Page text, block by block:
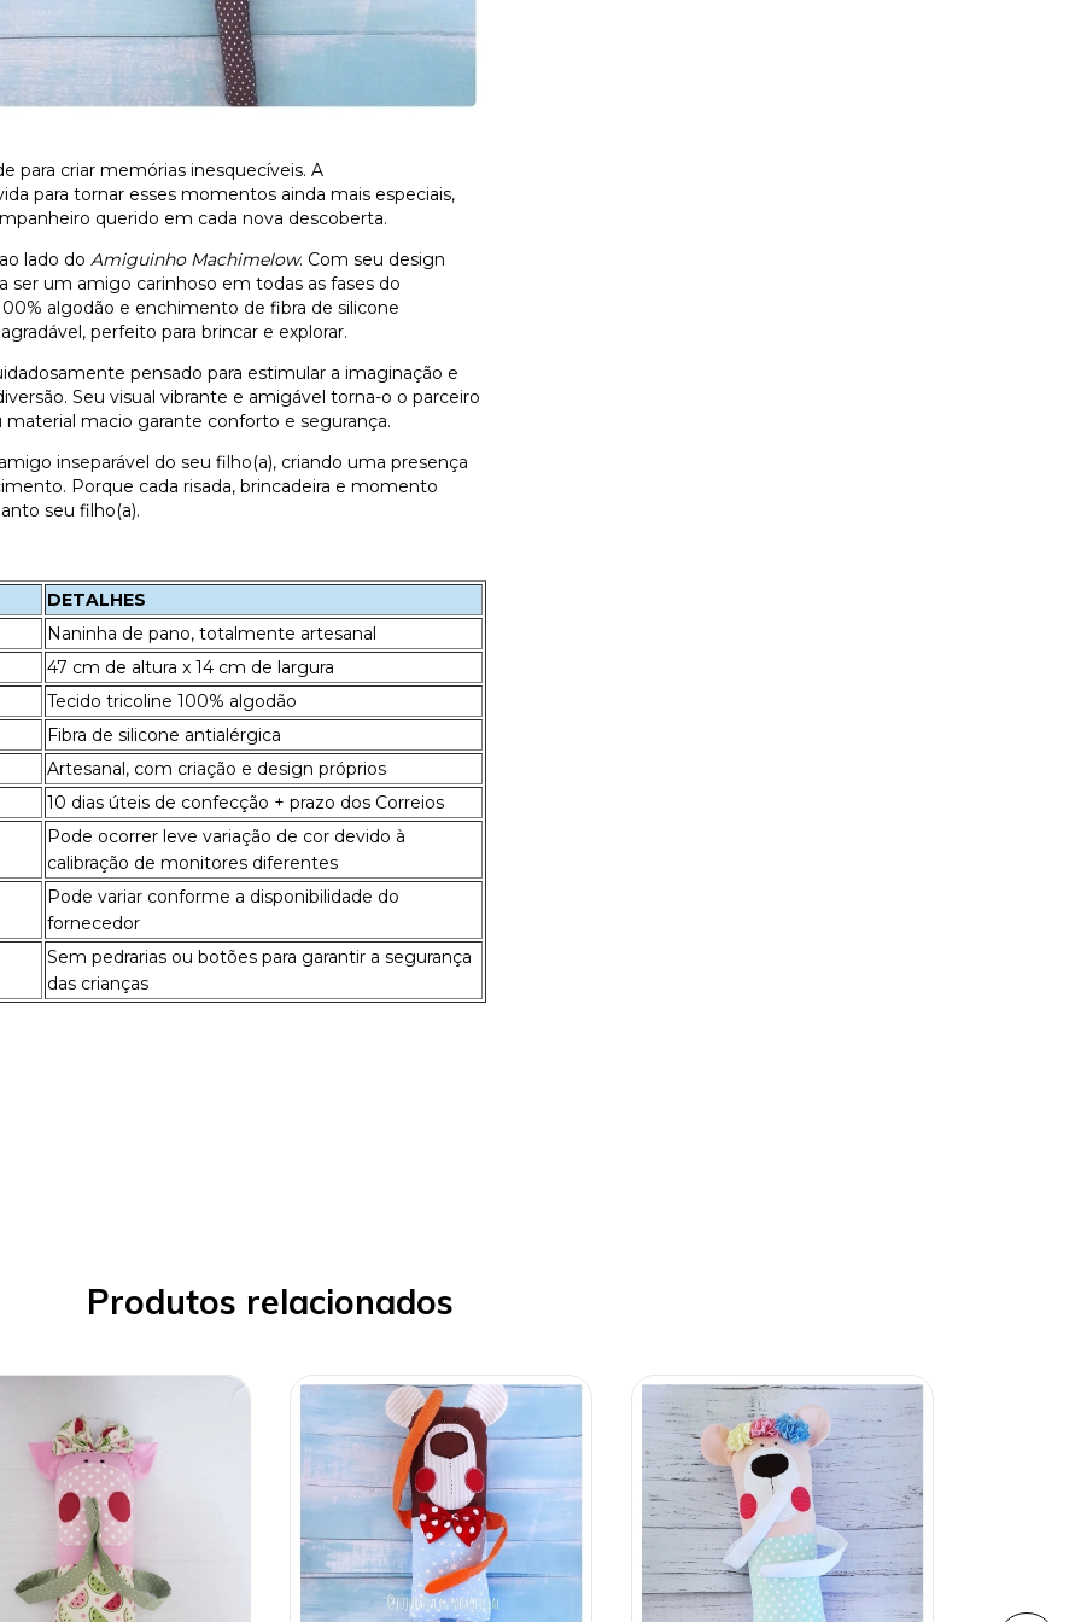
para criar memórias inesquecíveis. A
para tornar esses momentos ainda mais especiais,
querido em cada nova descoberta.
lado do Amiguinho Machimelow. Com seu design
um amigo carinhoso em todas as fases do
algodão e enchimento de fibra de silicone
perfeito para brincar e explorar.
pensado para estimular a imaginação e
Seu visual vibrante e amigável torna-o o parceiro
macio garante conforto e segurança.
inseparável do seu filho(a), criando uma presença
Porque cada risada, brincadeira e momento
seu filho(a).
DETALHES
Naninha de pano, totalmente artesanal
47 cm de altura x 14 cm de largura
Tecido tricoline 100% algodão
Fibra de silicone antialérgica
Artesanal, com criação e design próprios
10 dias úteis de confecção + prazo dos Correios
Pode ocorrer leve variação de cor devido à
calibração de monitores diferentes
Pode variar conforme a disponibilidade do
fornecedor
Sem pedrarias ou botões para garantir a segurança
das crianças
Produtos relacionados